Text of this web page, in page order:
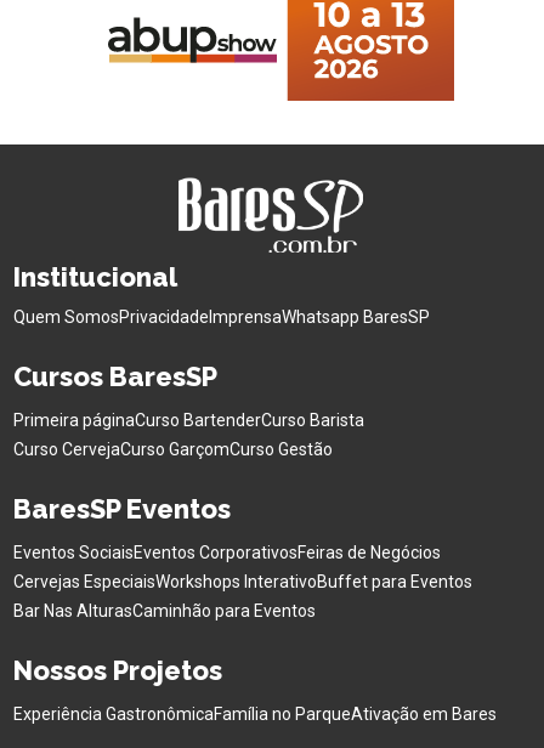
Institucional
Quem SomosPrivacidade ImprensaWhatsapp BaresSP
Cursos BaresSP
Primeira páginaCurso BartenderCurso Barista
Curso CervejaCurso GarçomCurso Gestão
BaresSP Eventos
Eventos SociaisEventos CorporativosFeiras de Negócios
Cervejas EspeciaisWorkshops InterativoBuffet para Eventos
Bar Nas AlturasCaminhão para Eventos
Nossos Projetos
Experiência GastronômicaFamília no ParqueAtivação em Bares